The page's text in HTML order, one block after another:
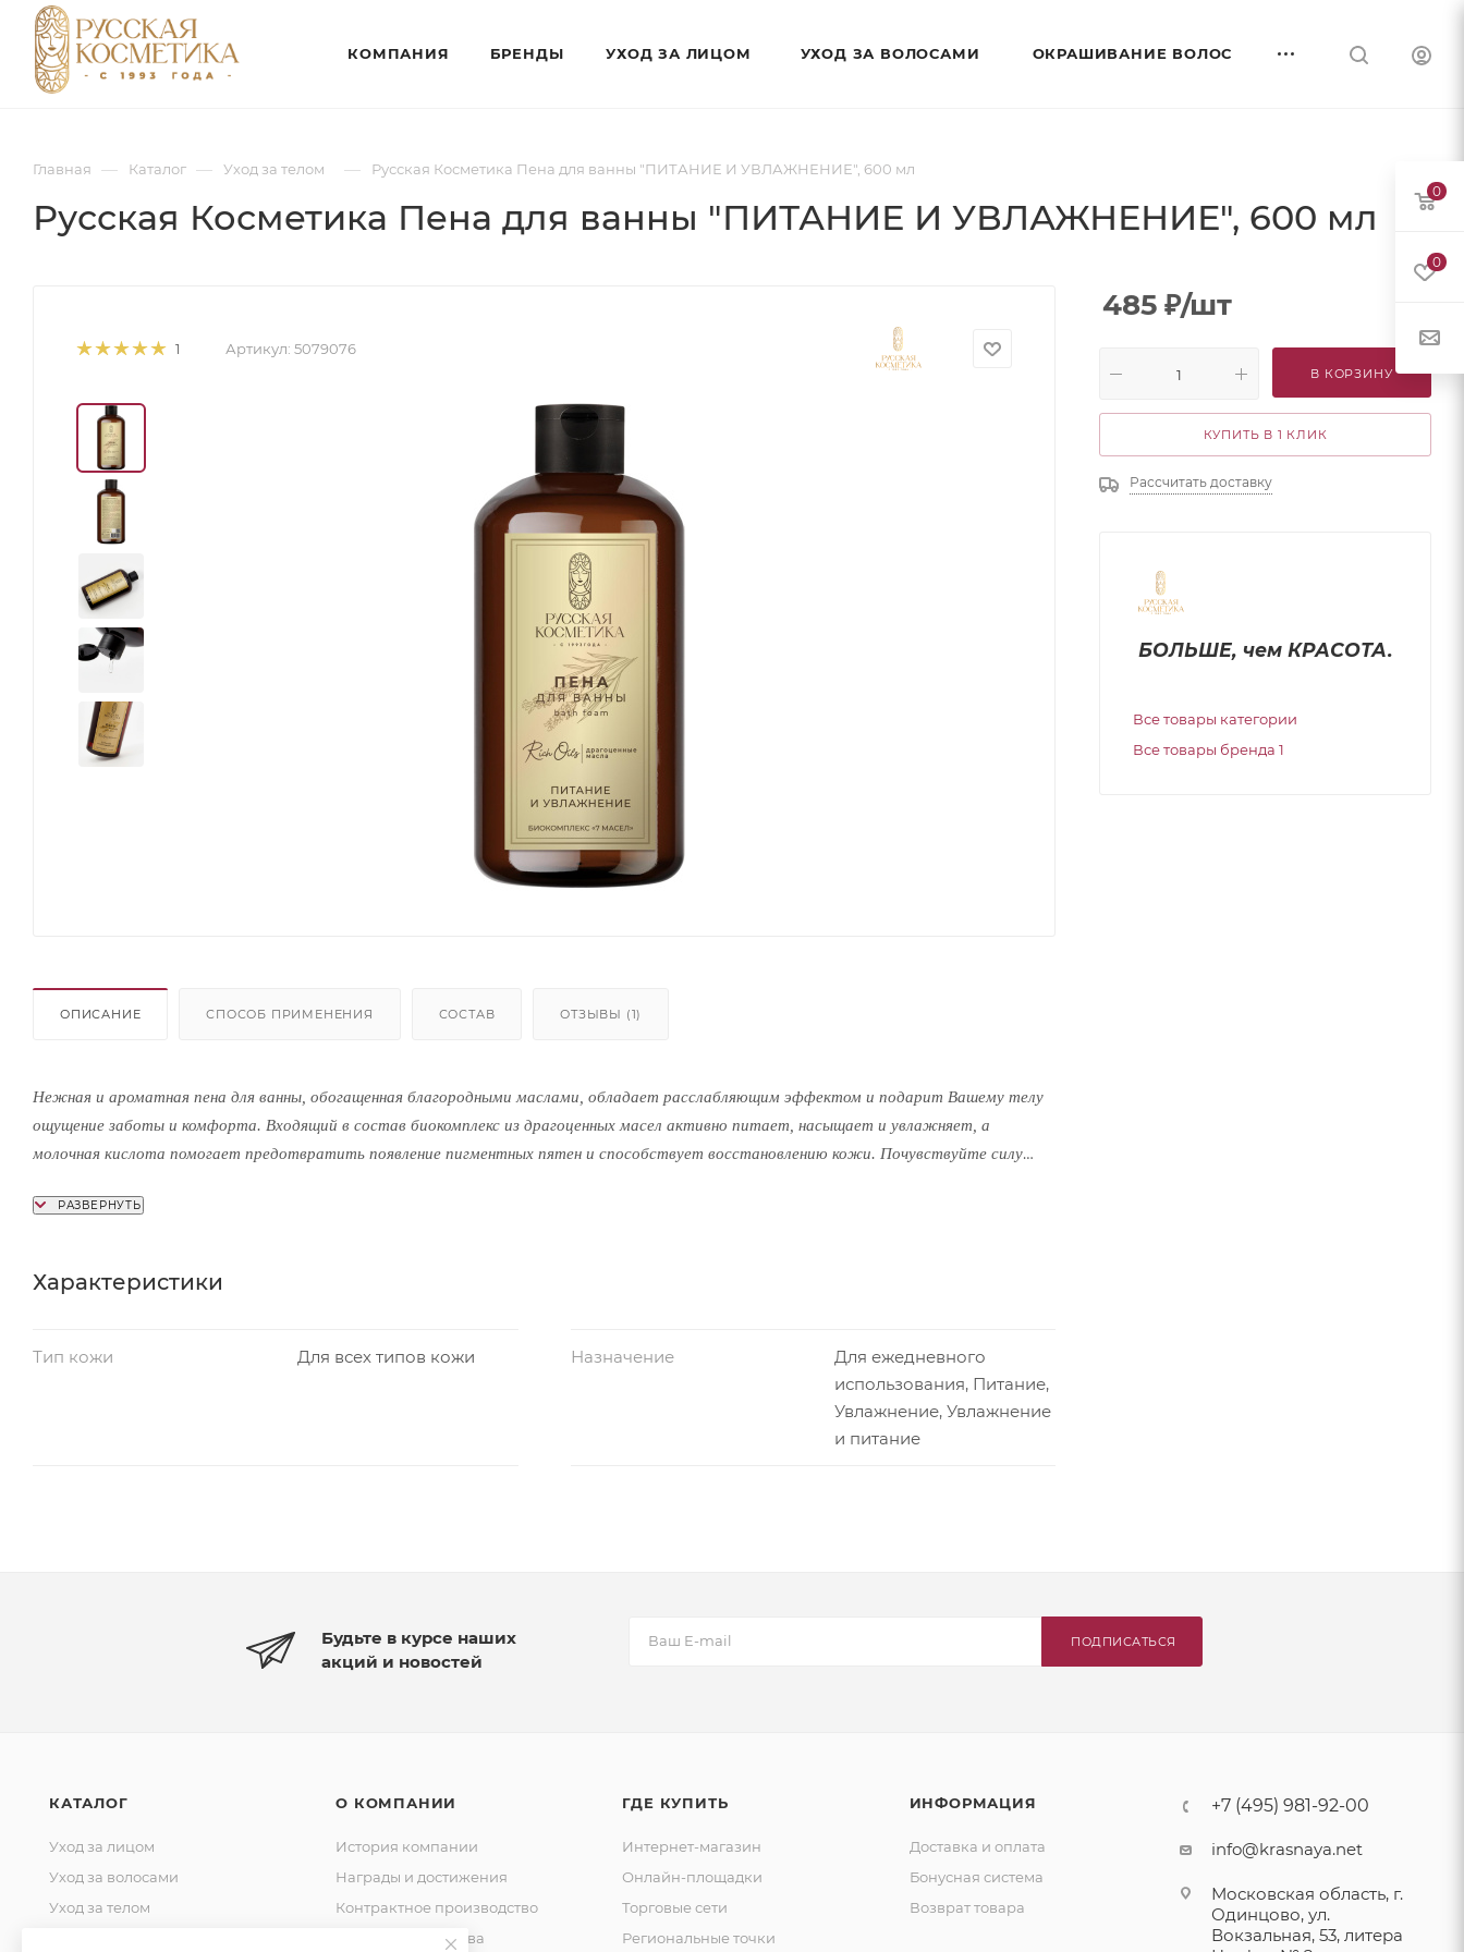
КОМПАНИЯ БРЕНДЫ УХОД ЗА ЛИЦОМ УХОД ЗА ВОЛОСАМИ ОКРАШИВАНИЕ ВОЛОС
Главная — Каталог — Уход за телом — Русская Косметика Пена для ванны "ПИТАНИЕ И УВЛАЖНЕНИЕ", 600 мл
Русская Косметика Пена для ванны "ПИТАНИЕ И УВЛАЖНЕНИЕ", 600 мл
1 Артикул: 5079076
ОПИСАНИЕ СПОСОБ ПРИМЕНЕНИЯ СОСТАВ ОТЗЫВЫ (1)
Нежная и ароматная пена для ванны, обогащенная благородными маслами, обладает расслабляющим эффектом и подарит Вашему телу
ощущение заботы и комфорта. Входящий в состав биокомплекс из драгоценных масел активно питает, насыщает и увлажняет, а
молочная кислота помогает предотвратить появление пигментных пятен и способствует восстановлению кожи. Почувствуйте силу
Активные компоненты: масло макадамии, масло розмарина, масло миндаля, масло авокадо, масло лаванды, масло мяты, масло тимьяна.
Характеристики
Тип кожи Для всех типов кожи Назначение
Для ежедневного
использования, Питание,
Увлажнение, Увлажнение
и питание
485 ₽/шт
В КОРЗИНУ
КУПИТЬ В 1 КЛИК
Рассчитать доставку
БОЛЬШЕ, чем КРАСОТА.
Все товары категории
Все товары бренда 1
Будьте в курсе наших
акций и новостей
ПОДПИСАТЬСЯ
КАТАЛОГ
Уход за лицом
Уход за волосами
Уход за телом
О КОМПАНИИ
История компании
Награды и достижения
Контрактное производство
Стандарты качества
ГДЕ КУПИТЬ
Интернет-магазин
Онлайн-площадки
Торговые сети
Региональные точки
ИНФОРМАЦИЯ
Доставка и оплата
Бонусная система
Возврат товара
+7 (495) 981-92-00
info@krasnaya.net
Московская область, г.
Одинцово, ул.
Вокзальная, 53, литера
0
0